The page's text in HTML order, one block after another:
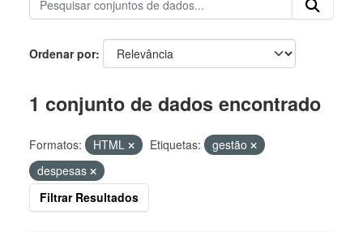
Ordenar por
1 conjunto de dados encontrado
Formatos: HTML Etiquetas:
gestão
despesas
Filtrar Resultados